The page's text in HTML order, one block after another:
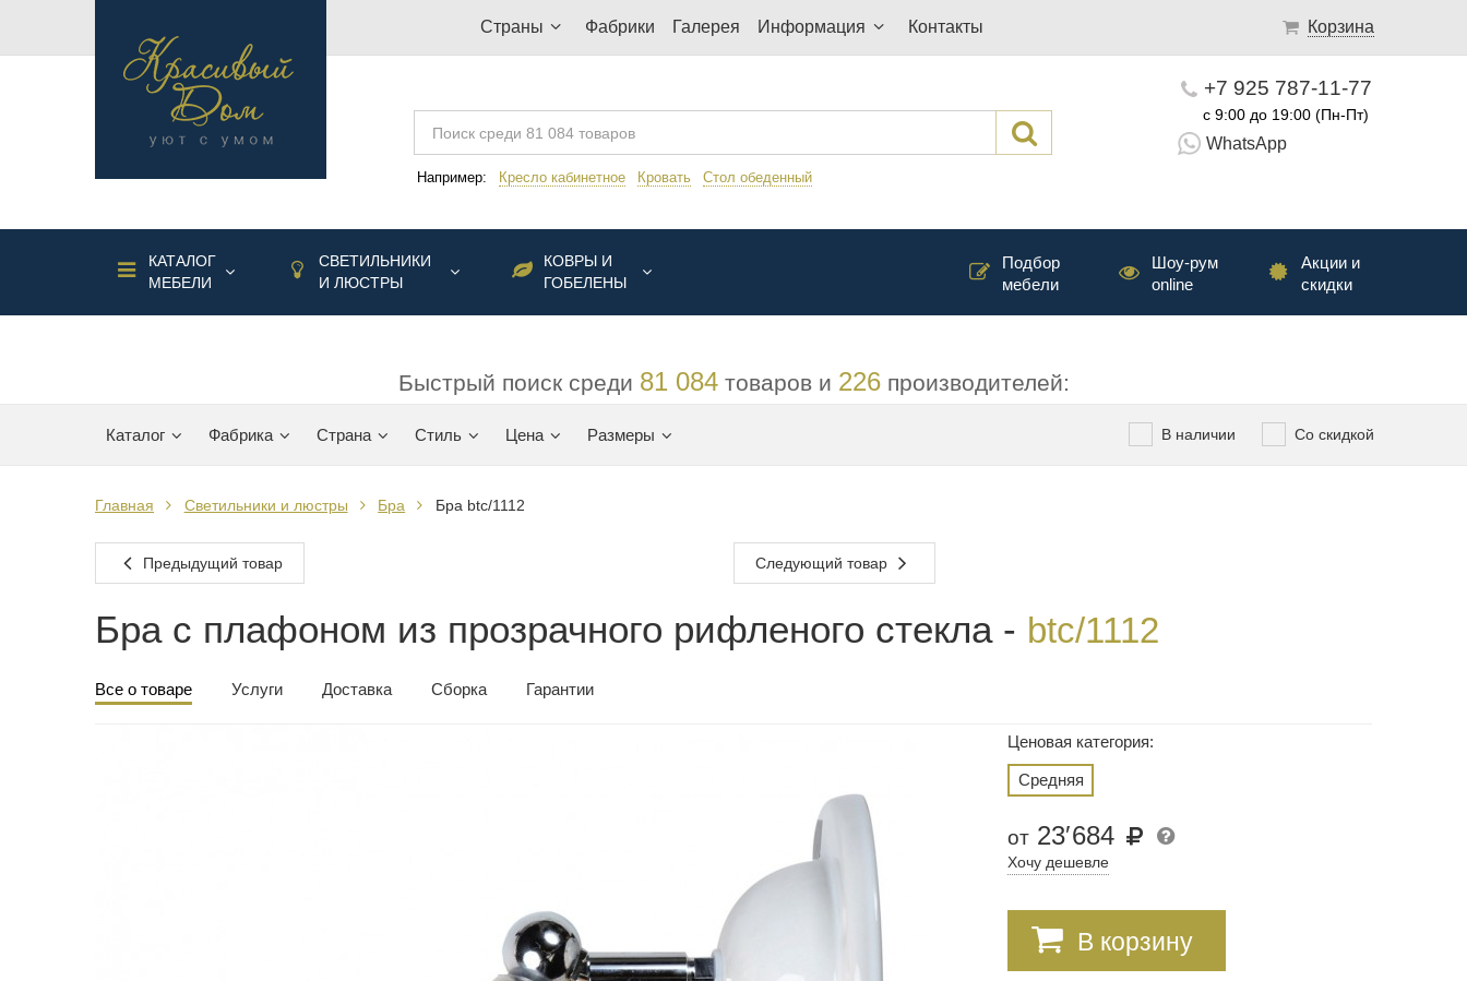
Страны Фабрики Галерея Информация Контакты Корзина
Например: Кресло кабинетное Кровать Стол обеденный
+7 925 787-11-77
с 9:00 до 19:00 (Пн-Пт)
WhatsApp
КАТАЛОГ
МЕБЕЛИ
СВЕТИЛЬНИКИ
И ЛЮСТРЫ
КОВРЫ И
ГОБЕЛЕНЫ
Акции и
скидки
Шоу-рум
online
Подбор
мебели
Быстрый поиск среди 81 084товаров и 226производителей:
Каталог Фабрика Страна Стиль Цена Размеры Со скидкой
В наличии
Главная Светильники и люстры Бра Бра btc/1112
Предыдущий товар Следующий товар
Бра с плафоном из прозрачного рифленого стекла - btc/1112
Все о товаре Услуги Доставка Сборка Гарантии
Ценовая категория:
Средняя
от 23′684
Хочу дешевле
В корзину